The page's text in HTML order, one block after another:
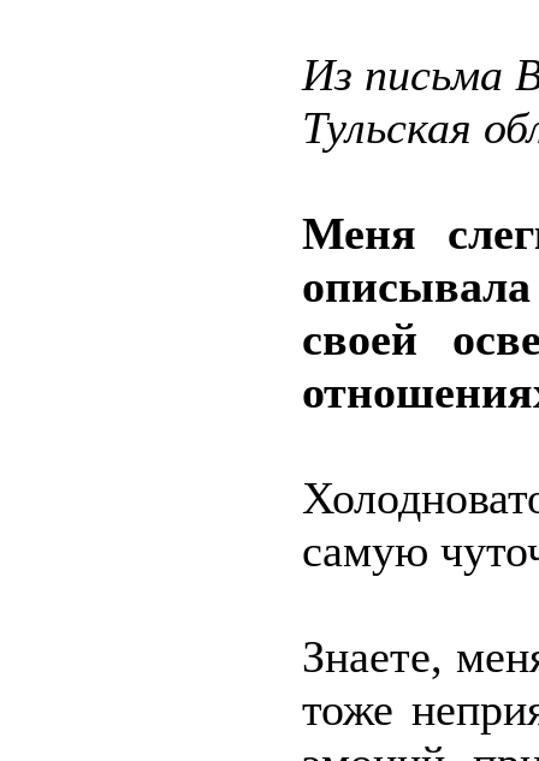
Из письма
Тульская
Меня
своей
самую
Знаете,
тоже